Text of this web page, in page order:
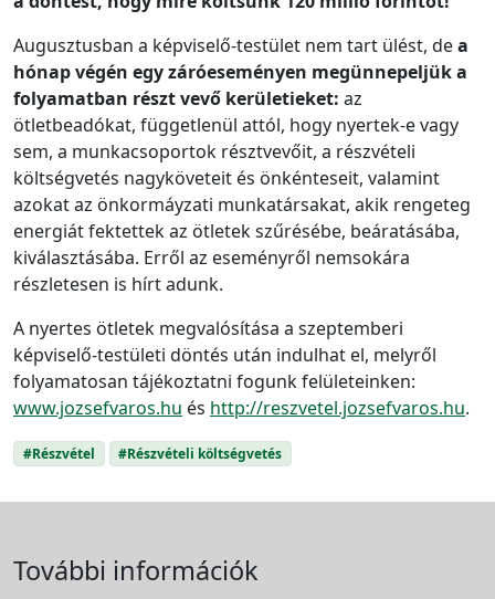
Augusztusban a képviselő-testület nem tart ülést, dea
hónap végén egy záróeseményen megünnepeljük a
folyamatban részt vevő kerületieket: az
ötletbeadókat, függetlenül attól, hogy nyertek-e vagy
sem, a munkacsoportok résztvevőit, a részvételi
költségvetés nagyköveteit és önkénteseit, valamint
azokat az önkormáyzati munkatársakat, akik rengeteg
energiát fektettek az ötletek szűrésébe, beáratásába,
kiválasztásába. Erről az eseményről nemsokára
részletesen is hírt adunk.
A nyertes ötletek megvalósítása a szeptemberi
képviselő-testületi döntés után indulhat el, melyről
folyamatosan tájékoztatni fogunk felületeinken:
www.jozsefvaros.hu és http://reszvetel.jozsefvaros.hu.
#Részvétel #Részvételi költségvetés
További információk